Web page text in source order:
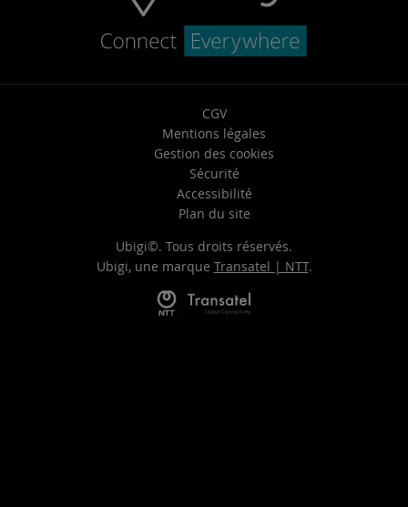
CGV
Mentions légales
Gestion des cookies
Sécurité
Accessibilité
Plan du site
Ubigi©. Tous droits réservés.
Ubigi, une marque Transatel | NTT.